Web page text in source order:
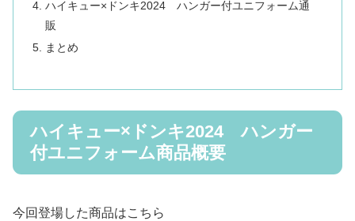
ハイキュー×ドンキ2024 ハンガー付ユニフォーム通
販
まとめ
ハイキュー×ドンキ2024 ハンガー
付ユニフォーム商品概要
今回登場した商品はこちら